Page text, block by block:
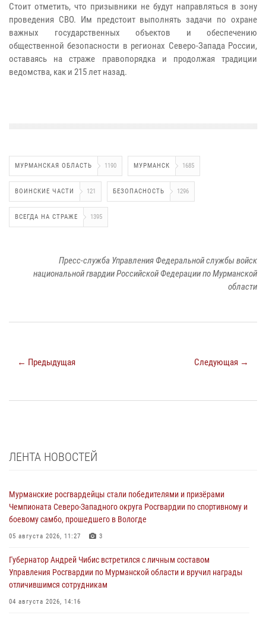
Стоит отметить, что призывники не будут направляться в зону
проведения СВО. Им предстоит выполнять задачи по охране
важных государственных объектов и обеспечению
общественной безопасности в регионах Северо-Запада России,
оставаясь на страже правопорядка и продолжая традиции
ведомства, как и 215 лет назад.
МУРМАНСКАЯ ОБЛАСТЬ 1190 МУРМАНСК 1685
ВОИНСКИЕ ЧАСТИ 121 БЕЗОПАСНОСТЬ 1296
ВСЕГДА НА СТРАЖЕ 1395
Пресс-служба Управления Федеральной службы войск
национальной гвардии Российской Федерации по Мурманской
области
← Предыдущая Следующая →
ЛЕНТА НОВОСТЕЙ
Мурманские росгвардейцы стали победителями и призёрами
Чемпионата Северо-Западного округа Росгвардии по спортивному и
боевому самбо, прошедшего в Вологде
05 августа 2026, 11:27 3
Губернатор Андрей Чибис встретился с личным составом
Управления Росгвардии по Мурманской области и вручил награды
отличившимся сотрудникам
04 августа 2026, 14:16